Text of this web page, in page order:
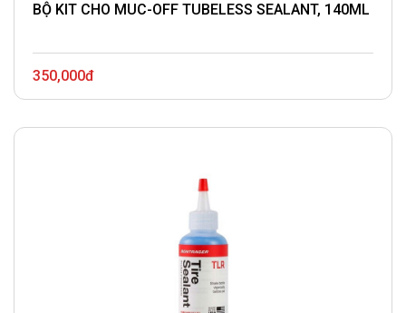
BỘ KIT CHO MUC-OFF TUBELESS SEALANT, 140ML
350,000đ